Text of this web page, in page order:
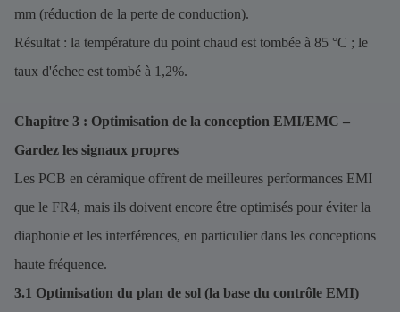
mm (réduction de la perte de conduction).
Résultat : la température du point chaud est tombée à 85 °C ; le
taux d'échec est tombé à 1,2%.
Chapitre 3 : Optimisation de la conception EMI/EMC –
Gardez les signaux propres
Les PCB en céramique offrent de meilleures performances EMI
que le FR4, mais ils doivent encore être optimisés pour éviter la
diaphonie et les interférences, en particulier dans les conceptions
haute fréquence.
3.1 Optimisation du plan de sol (la base du contrôle EMI)